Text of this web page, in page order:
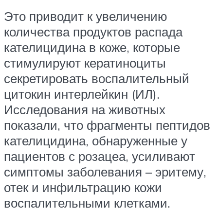
Это приводит к увеличению
количества продуктов распада
кателицидина в коже, которые
стимулируют кератиноциты
секретировать воспалительный
цитокин интерлейкин (ИЛ).
Исследования на животных
показали, что фрагменты пептидов
кателицидина, обнаруженные у
пациентов с розацеа, усиливают
симптомы заболевания – эритему,
отек и инфильтрацию кожи
воспалительными клетками.